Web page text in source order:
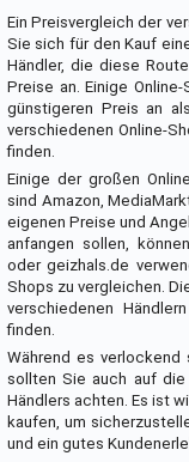
Ein Preisvergleich der
Sie sich für den Kauf
Händler, die diese
Preise an. Einige
günstigeren Preis an
verschiedenen Online-
finden.
Einige der großen
sind Amazon,
eigenen Preise und
anfangen sollen,
oder geizhals.de
Shops zu vergleichen.
verschiedenen
finden.
Während es
sollten Sie auch auf
Händlers achten. Es ist
kaufen, um
und ein gutes